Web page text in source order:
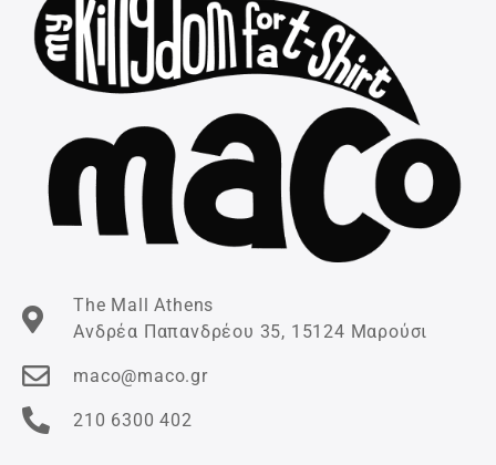
The Mall Athens
Ανδρέα Παπανδρέου 35, 15124 Μαρούσι
maco@maco.gr
210 6300 402